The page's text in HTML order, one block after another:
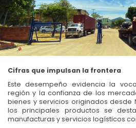
Cifras que impulsan la frontera
Este desempeño evidencia la
región y la confianza de los
bienes y servicios originados desde
los principales productos se
manufacturas y servicios logísticos